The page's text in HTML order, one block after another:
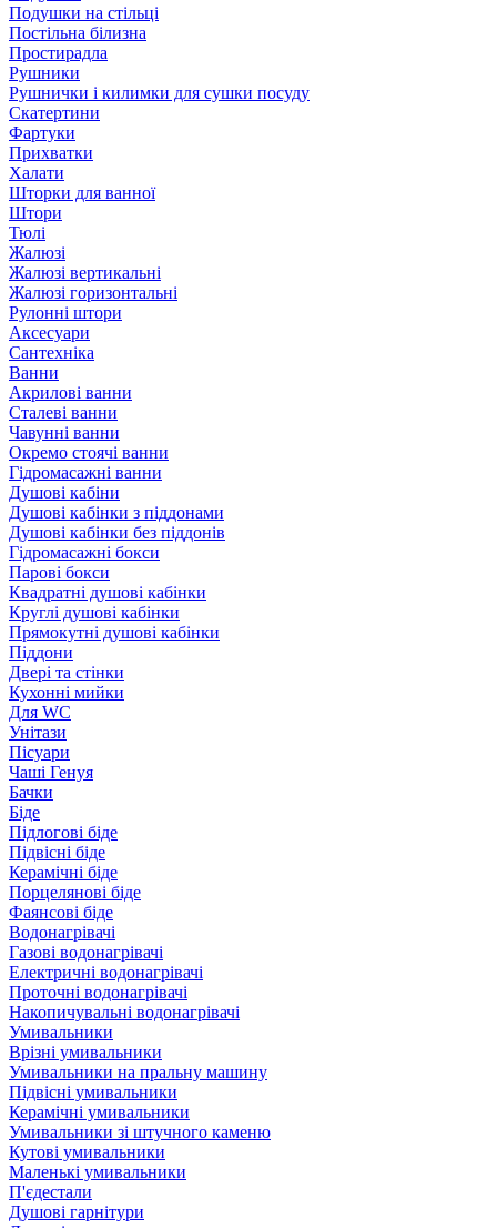
Подушки на стільці
Постільна білизна
Простирадла
Рушники
Рушнички і килимки для сушки посуду
Скатертини
Фартуки
Прихватки
Халати
Шторки для ванної
Штори
Тюлі
Жалюзі
Жалюзі вертикальні
Жалюзі горизонтальні
Рулонні штори
Аксесуари
Сантехніка
Ванни
Акрилові ванни
Сталеві ванни
Чавунні ванни
Окремо стоячі ванни
Гідромасажні ванни
Душові кабіни
Душові кабінки з піддонами
Душові кабінки без піддонів
Гідромасажні бокси
Парові бокси
Квадратні душові кабінки
Круглі душові кабінки
Прямокутні душові кабінки
Піддони
Двері та стінки
Кухонні мийки
Для WC
Унітази
Пісуари
Чаші Генуя
Бачки
Біде
Підлогові біде
Підвісні біде
Керамічні біде
Порцелянові біде
Фаянсові біде
Водонагрівачі
Газові водонагрівачі
Електричні водонагрівачі
Проточні водонагрівачі
Накопичувальні водонагрівачі
Умивальники
Врізні умивальники
Умивальники на пральну машину
Підвісні умивальники
Керамічні умивальники
Умивальники зі штучного каменю
Кутові умивальники
Маленькі умивальники
П'єдестали
Душові гарнітури